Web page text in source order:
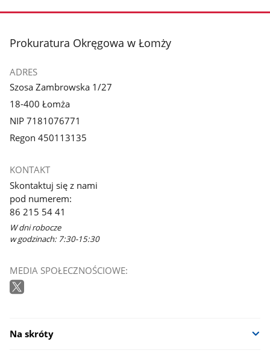
stopka
Prokuratura Okręgowa w Łomży
ADRES
Szosa Zambrowska 1/27
18-400 Łomża
NIP 7181076771
Regon 450113135
KONTAKT
Skontaktuj się z nami
pod numerem:
86 215 54 41
W dni robocze
w godzinach: 7:30-15:30
MEDIA SPOŁECZNOŚCIOWE:
Na skróty